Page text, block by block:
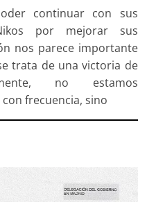
continuar con sus
por mejorar sus
nos parece importante
trata de una victoria de
no estamos
frecuencia, sino